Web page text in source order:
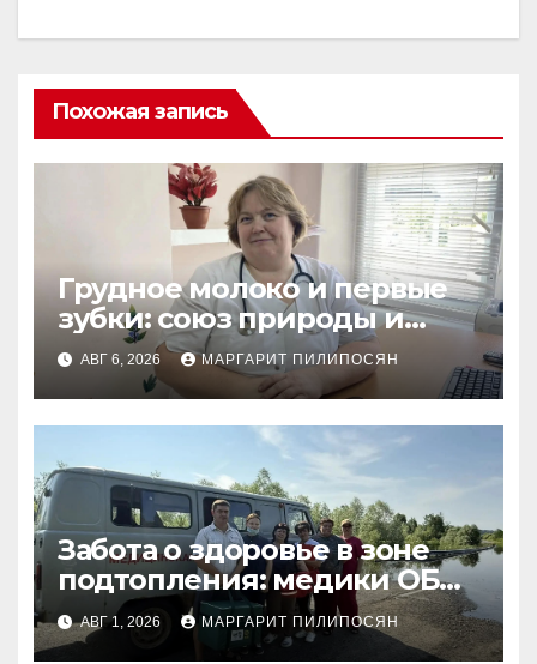
Похожая запись
Грудное молоко и первые
зубки: союз природы и
заботы
АВГ 6, 2026 МАРГАРИТ ПИЛИПОСЯН
Забота о здоровье в зоне
подтопления: медики ОБ
№15 совершили выезд в
отдаленные поселки
АВГ 1, 2026 МАРГАРИТ ПИЛИПОСЯН